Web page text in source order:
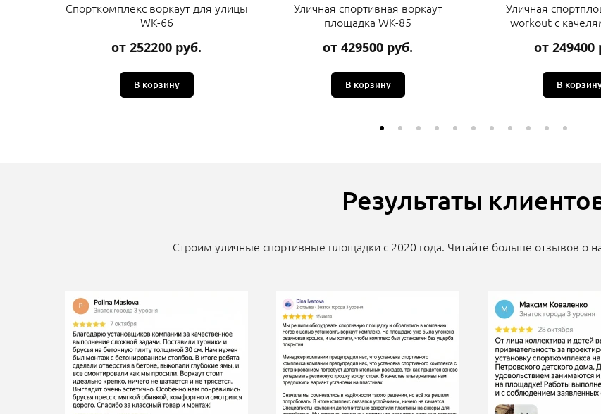
Спорткомплекс воркаут для улицы
WK-66
от 252200 руб.
В корзину
Уличная спортивная воркаут
площадка WK-85
от 429500 руб.
В корзину
Уличная
workout с
от 249400
В
Результаты
Строим уличные спортивные площадки с 2020 года. Читайте больше отзывов о